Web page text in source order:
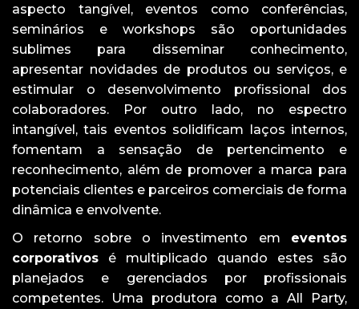
aspecto tangível, eventos como conferências,
seminários e workshops são oportunidades
sublimes para disseminar conhecimento,
apresentar novidades de produtos ou serviços, e
estimular o desenvolvimento profissional dos
colaboradores. Por outro lado, no espectro
intangível, tais eventos solidificam laços internos,
fomentam a sensação de pertencimento e
reconhecimento, além de promover a marca para
potenciais clientes e parceiros comerciais de forma
dinâmica e envolvente.
O retorno sobre o investimento em eventos
corporativos é multiplicado quando estes são
planejados e gerenciados por profissionais
competentes. Uma produtora como a All Party,